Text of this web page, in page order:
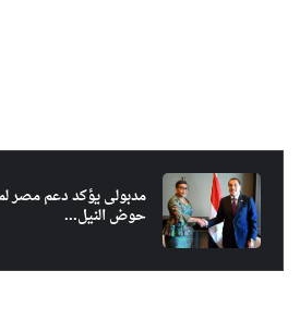
مدبولى يؤكد دعم مصر
حوض النيل...